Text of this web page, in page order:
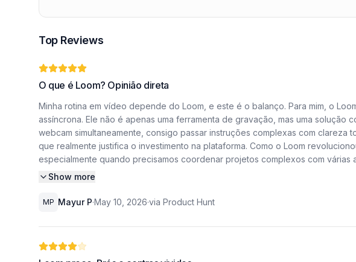
Top Reviews
O que é Loom? Opinião direta
Minha rotina em vídeo depende do Loom, e este é o balanço. Para mim, o
assíncrona. Ele não é apenas uma ferramenta de gravação, mas uma
webcam simultaneamente, consigo passar instruções complexas com
que realmente justifica o investimento na plataforma. Como o Loom
especialmente quando precisamos coordenar projetos complexos com várias
chamadas por atualizações em vídeo curtas e objetivas. Isso permitiu que os
questão de segundos, tenho um link pronto para compartilhar.
Essa agilidade é essencial para manter o fluxo de trabalho sem interrupções.
Show more
MP Mayur P·May 10, 2026·via Product Hunt